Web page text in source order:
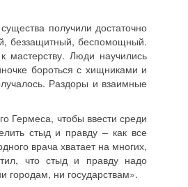
получили достаточно
беззащитный, беспомощный.
мастерству. Люди научились
бороться с хищниками и
Раздоры и взаимные
Гермеса, чтобы ввести среди
стыд и правду – как все
врача хватает на многих,
что стыд и правду надо
городам, ни государствам».